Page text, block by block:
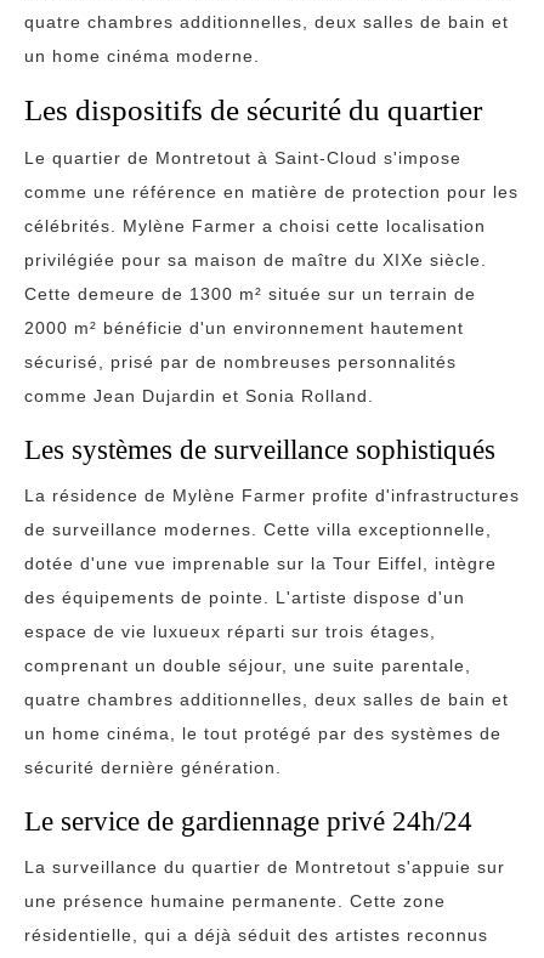
quatre chambres additionnelles, deux salles de bain et
un home cinéma moderne.
Les dispositifs de sécurité du quartier
Le quartier de Montretout à Saint-Cloud s'impose
comme une référence en matière de protection pour les
célébrités. Mylène Farmer a choisi cette localisation
privilégiée pour sa maison de maître du XIXe siècle.
Cette demeure de 1300 m² située sur un terrain de
2000 m² bénéficie d'un environnement hautement
sécurisé, prisé par de nombreuses personnalités
comme Jean Dujardin et Sonia Rolland.
Les systèmes de surveillance sophistiqués
La résidence de Mylène Farmer profite d'infrastructures
de surveillance modernes. Cette villa exceptionnelle,
dotée d'une vue imprenable sur la Tour Eiffel, intègre
des équipements de pointe. L'artiste dispose d'un
espace de vie luxueux réparti sur trois étages,
comprenant un double séjour, une suite parentale,
quatre chambres additionnelles, deux salles de bain et
un home cinéma, le tout protégé par des systèmes de
sécurité dernière génération.
Le service de gardiennage privé 24h/24
La surveillance du quartier de Montretout s'appuie sur
une présence humaine permanente. Cette zone
résidentielle, qui a déjà séduit des artistes reconnus